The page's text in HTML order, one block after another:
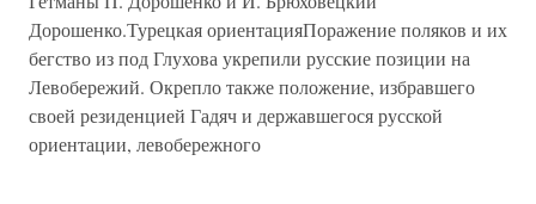
Дорошенко.Турецкая ориентацияПоражение поляков и их
бегство из под Глухова укрепили русские позиции на
Левобережий. Окрепло также положение, избравшего
своей резиденцией Гадяч и державшегося русской
ориентации, левобережного